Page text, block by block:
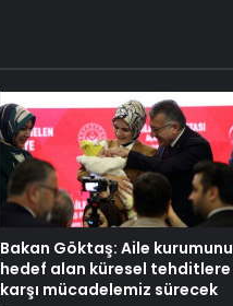
Bakan Göktaş: Aile kurumunu
hedef alan küresel tehditlere
karşı mücadelemiz sürecek